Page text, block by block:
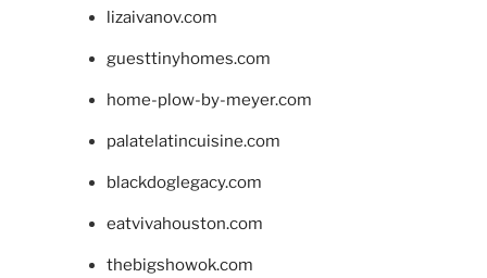
lizaivanov.com
guesttinyhomes.com
home-plow-by-meyer.com
palatelatincuisine.com
blackdoglegacy.com
eatvivahouston.com
thebigshowok.com